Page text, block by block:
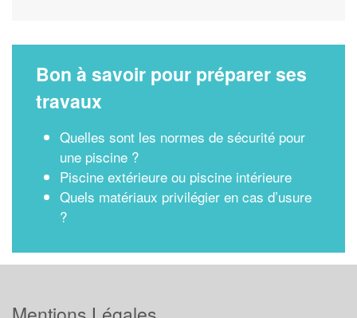
Bon à savoir pour préparer ses
travaux
Quelles sont les normes de sécurité pour
une piscine ?
Piscine extérieure ou piscine intérieure
Quels matériaux privilégier en cas d’usure
?